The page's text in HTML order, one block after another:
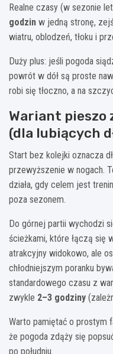
Realne czasy (w sezonie
godzin w jedną stronę,
wiatru, oblodzeń, tłoku i
Duży plus: jeśli pogoda
powrót w dół są proste
robi się tłoczno, a na
Wariant pieszo
(dla lubiących
Start bez kolejki oznacza
przewyższenie w nogach.
działa, gdy celem jest
poza sezonem.
Do górnej partii wychodzi
ścieżkami, które łączą się
atrakcyjny widokowo, ale
chłodniejszym poranku
standardowego czasu z
zwykle 2–3 godziny
Warto pamiętać o prostym
że pogoda zdąży się
po południu.